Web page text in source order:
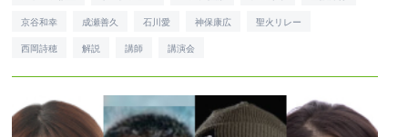
京谷和幸 成瀬善久 石川愛 神保康広 聖火リレー
西岡詩穂 解説 講師 講演会